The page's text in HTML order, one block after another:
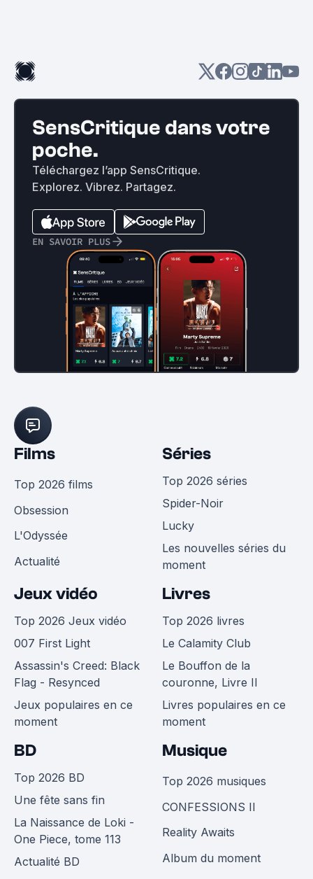
SensCritique dans votre
poche.
Téléchargez l’app SensCritique.
Explorez. Vibrez. Partagez.
EN SAVOIR PLUS
Films
Top 2026 films
Obsession
L'Odyssée
Actualité
Séries
Top 2026 séries
Spider-Noir
Lucky
Les nouvelles séries du
moment
Jeux vidéo
Top 2026 Jeux vidéo
007 First Light
Assassin's Creed: Black
Flag - Resynced
Jeux populaires en ce
moment
Livres
Top 2026 livres
Le Calamity Club
Le Bouffon de la
couronne, Livre II
Livres populaires en ce
moment
BD
Top 2026 BD
Une fête sans fin
La Naissance de Loki -
One Piece, tome 113
Actualité BD
Musique
Top 2026 musiques
CONFESSIONS II
Reality Awaits
Album du moment